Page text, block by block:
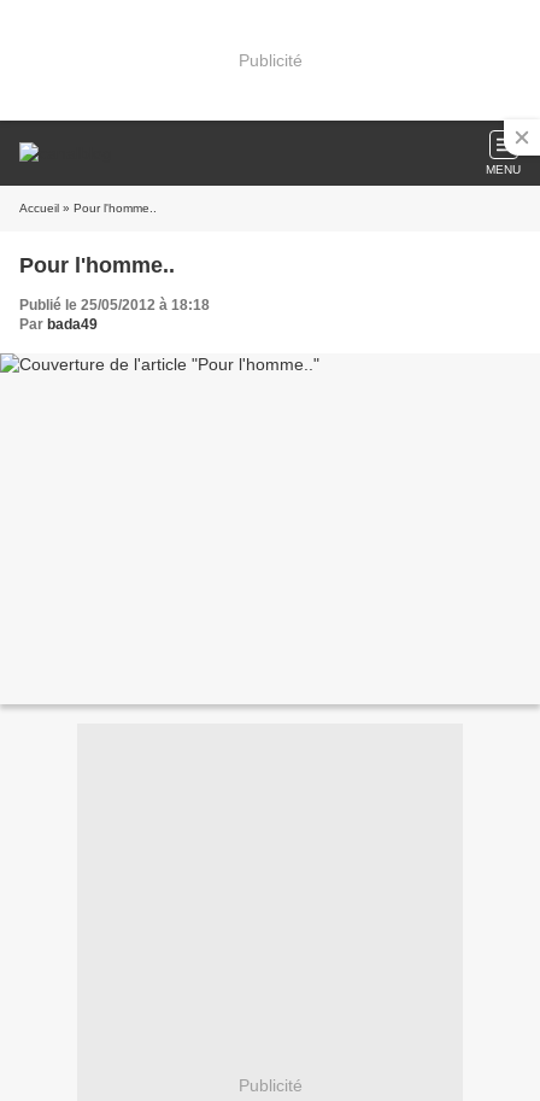
Publicité
MENU
Accueil » Pour l'homme..
Pour l'homme..
Publié le 25/05/2012 à 18:18
Par bada49
Publicité